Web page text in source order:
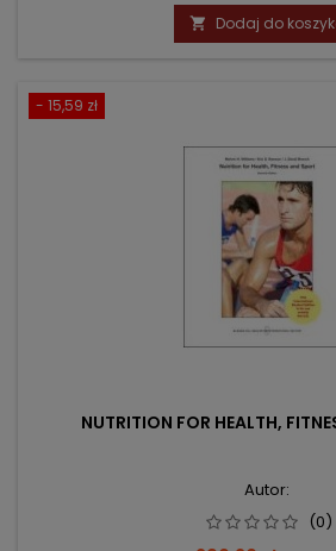
 Dodaj do
- 15,59 zł
NUTRITION FOR HEALTH,
Autor:
(0)